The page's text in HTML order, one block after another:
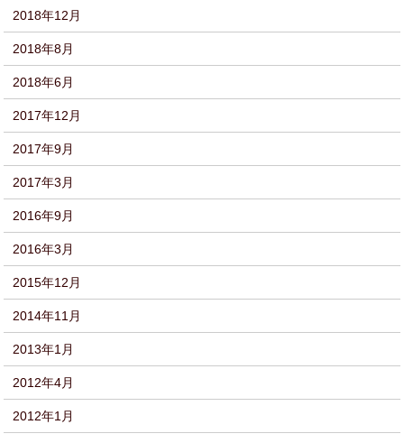
2018年12月
2018年8月
2018年6月
2017年12月
2017年9月
2017年3月
2016年9月
2016年3月
2015年12月
2014年11月
2013年1月
2012年4月
2012年1月